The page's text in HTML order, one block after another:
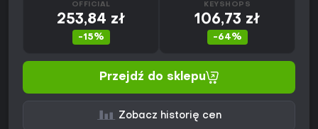
OFFICIAL
253,84 zł
-15%
KEYSHOPS
106,73 zł
-64%
Przejdź do sklepu
Zobacz historię cen